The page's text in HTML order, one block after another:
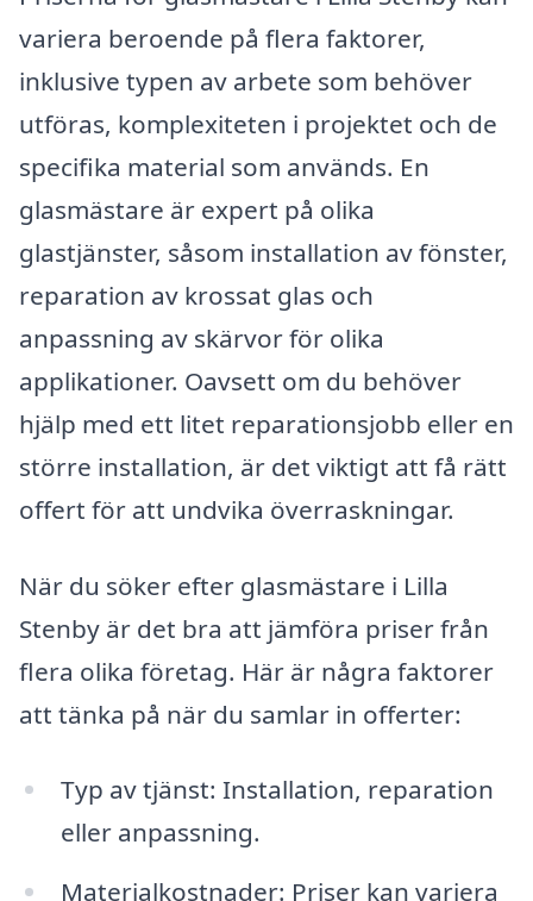
variera beroende på flera faktorer,
inklusive typen av arbete som behöver
utföras, komplexiteten i projektet och de
specifika material som används. En
glasmästare är expert på olika
glastjänster, såsom installation av fönster,
reparation av krossat glas och
anpassning av skärvor för olika
applikationer. Oavsett om du behöver
hjälp med ett litet reparationsjobb eller en
större installation, är det viktigt att få rätt
offert för att undvika överraskningar.
När du söker efter glasmästare i Lilla
Stenby är det bra att jämföra priser från
flera olika företag. Här är några faktorer
att tänka på när du samlar in offerter:
Typ av tjänst: Installation, reparation
eller anpassning.
Materialkostnader: Priser kan variera